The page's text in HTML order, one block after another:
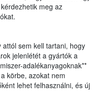
meg az
sem kell tartani, hogy
jelenlétét a gyártók a
adalékanyagoknak**
körbe, azokat nem
lehet felhasználni, és új